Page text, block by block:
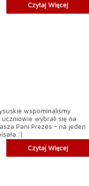
Czytaj Więcej
wspominaliśmy
uczniowie wybrali się na
Pani Prezes - na jeden
:)
Czytaj Więcej